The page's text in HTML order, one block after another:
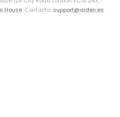
House. Contacto: support@aiden.es.